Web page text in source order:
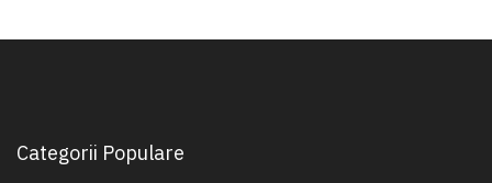
Categorii Populare